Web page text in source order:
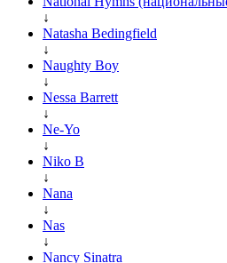
↓
Natasha Bedingfield
↓
Naughty Boy
↓
Nessa Barrett
↓
Ne-Yo
↓
Niko B
↓
Nana
↓
Nas
↓
Nancy Sinatra